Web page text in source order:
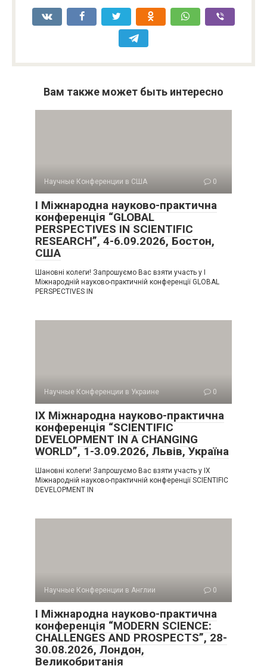
Вам также может быть интересно
Научные Конференции в США 0
I Міжнародна науково-практична
конференція “GLOBAL
PERSPECTIVES IN SCIENTIFIC
RESEARCH”, 4-6.09.2026, Бостон,
США
Шановні колеги! Запрошуємо Вас взяти участь у I
Міжнародній науково-практичній конференції GLOBAL
PERSPECTIVES IN
Научные Конференции в Украине 0
IX Міжнародна науково-практична
конференція “SCIENTIFIC
DEVELOPMENT IN A CHANGING
WORLD”, 1-3.09.2026, Львів, Україна
Шановні колеги! Запрошуємо Вас взяти участь у IX
Міжнародній науково-практичній конференції SCIENTIFIC
DEVELOPMENT IN
Научные Конференции в Англии 0
I Міжнародна науково-практична
конференція “MODERN SCIENCE:
CHALLENGES AND PROSPECTS”, 28-
30.08.2026, Лондон,
Великобританія